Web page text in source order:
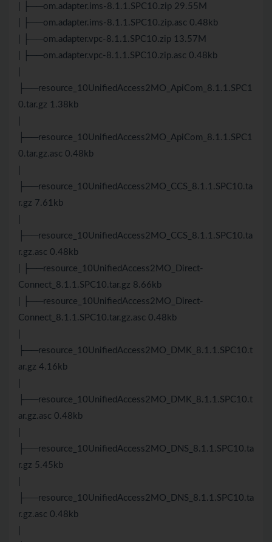
| ├──om.adapter.ims-8.1.1.SPC10.zip 29.55M
| ├──om.adapter.ims-8.1.1.SPC10.zip.asc 0.48kb
| ├──om.adapter.vpc-8.1.1.SPC10.zip 13.57M
| ├──om.adapter.vpc-8.1.1.SPC10.zip.asc 0.48kb
├──resource_10UnifiedAccess2MO_ApiCom_8.1.1.SPC1
0.tar.gz 1.38kb
├──resource_10UnifiedAccess2MO_ApiCom_8.1.1.SPC1
0.tar.gz.asc 0.48kb
├──resource_10UnifiedAccess2MO_CCS_8.1.1.SPC10.ta
r.gz 7.61kb
├──resource_10UnifiedAccess2MO_CCS_8.1.1.SPC10.ta
r.gz.asc 0.48kb
| ├──resource_10UnifiedAccess2MO_Direct-
Connect_8.1.1.SPC10.tar.gz 8.66kb
| ├──resource_10UnifiedAccess2MO_Direct-
Connect_8.1.1.SPC10.tar.gz.asc 0.48kb
├──resource_10UnifiedAccess2MO_DMK_8.1.1.SPC10.t
ar.gz 4.16kb
├──resource_10UnifiedAccess2MO_DMK_8.1.1.SPC10.t
ar.gz.asc 0.48kb
├──resource_10UnifiedAccess2MO_DNS_8.1.1.SPC10.ta
r.gz 5.45kb
├──resource_10UnifiedAccess2MO_DNS_8.1.1.SPC10.ta
r.gz.asc 0.48kb